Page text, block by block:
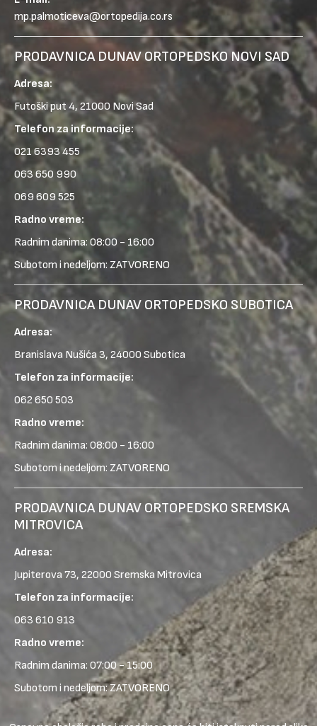
mp.palmoticeva@ortopedija.co.rs
PRODAVNICA DUNAV ORTOPEDSKO NOVI SAD
Adresa:
Futoški put 4, 21000 Novi Sad
Telefon za informacije:
021 6393 455
063 650 990
069 609 525
Radno vreme:
Radnim danima: 08:00 - 16:00
Subotom i nedeljom: ZATVORENO
PRODAVNICA DUNAV ORTOPEDSKO SUBOTICA
Adresa:
Branislava Nušića 3, 24000 Subotica
Telefon za informacije:
062 650 503
Radno vreme:
Radnim danima: 08:00 - 16:00
Subotom i nedeljom: ZATVORENO
PRODAVNICA DUNAV ORTOPEDSKO SREMSKA
MITROVICA
Adresa:
Jupiterova 73, 22000 Sremska Mitrovica
Telefon za informacije:
063 610 913
Radno vreme:
Radnim danima: 07:00 - 15:00
Subotom i nedeljom: ZATVORENO